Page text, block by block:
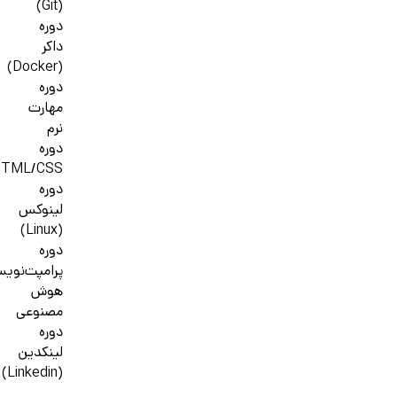
(Git)
دوره
داکر
(Docker)
دوره
مهارت
نرم
دوره
CSS
دوره
لینوکس
(Linux)
دوره
هوش
مصنوعی
دوره
لینکدین
(Linkedin)